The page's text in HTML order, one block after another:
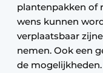
plantenpakken of
wens kunnen
verplaatsbaar
nemen. Ook een
de